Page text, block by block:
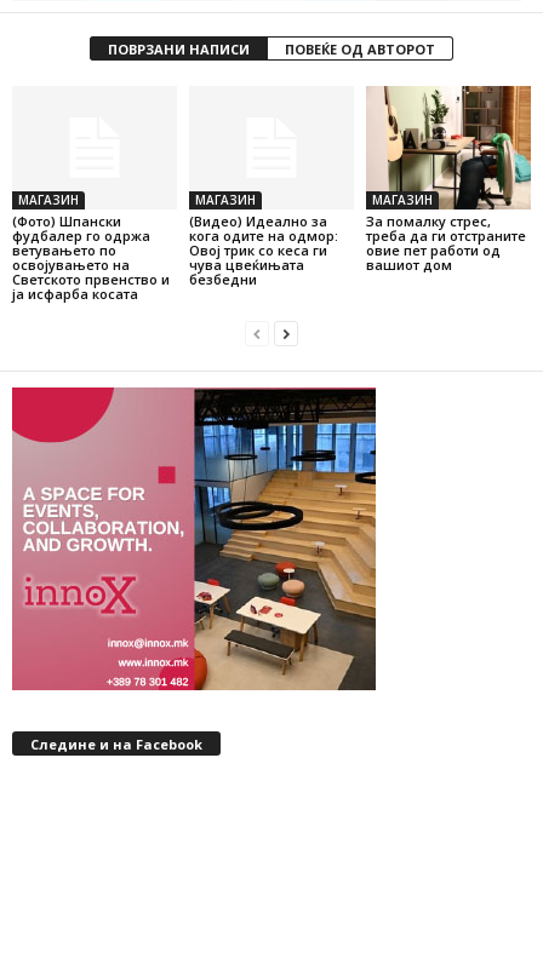
ПОВРЗАНИ НАПИСИ ПОВЕЌЕ ОД АВТОРОТ
МАГАЗИН
(Фото) Шпански
фудбалер го одржа
ветувањето по
освојувањето на
Светското првенство и
ја исфарба косата
МАГАЗИН
(Видео) Идеално за
кога одите на одмор:
Овој трик со кеса ги
чува цвеќињата
безбедни
МАГАЗИН
За помалку стрес,
треба да ги отстраните
овие пет работи од
вашиот дом
Следине и на Facebook